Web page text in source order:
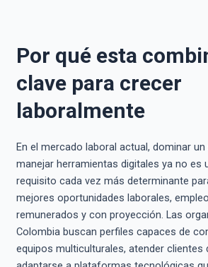
Por qué esta
clave para crecer
laboralmente
En el mercado laboral actual, dominar
manejar herramientas digitales ya no es
requisito cada vez más determinante
mejores oportunidades laborales,
remunerados y con proyección. Las
Colombia buscan perfiles capaces de
equipos multiculturales, atender clientes